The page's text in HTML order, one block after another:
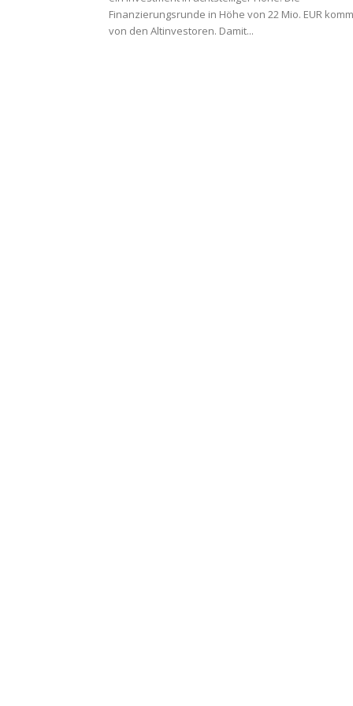
Finanzierungsrunde in Höhe von 22 Mio. EUR
von den Altinvestoren. Damit...